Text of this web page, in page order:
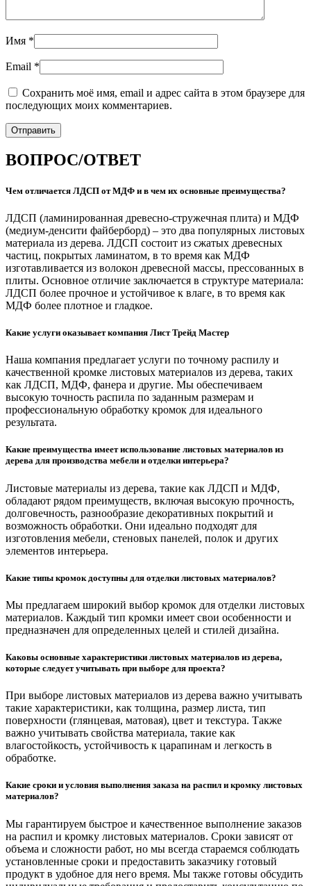
Имя *
Email *
Сохранить моё имя, email и адрес сайта в этом браузере для
последующих моих комментариев.
ВОПРОС/ОТВЕТ
Чем отличается ЛДСП от МДФ и в чем их основные преимущества?
ЛДСП (ламинированная древесно-стружечная плита) и МДФ
(медиум-денсити файберборд) – это два популярных листовых
материала из дерева. ЛДСП состоит из сжатых древесных
частиц, покрытых ламинатом, в то время как МДФ
изготавливается из волокон древесной массы, прессованных в
плиты. Основное отличие заключается в структуре материала:
ЛДСП более прочное и устойчивое к влаге, в то время как
МДФ более плотное и гладкое.
Какие услуги оказывает компания Лист Трейд Мастер
Наша компания предлагает услуги по точному распилу и
качественной кромке листовых материалов из дерева, таких
как ЛДСП, МДФ, фанера и другие. Мы обеспечиваем
высокую точность распила по заданным размерам и
профессиональную обработку кромок для идеального
результата.
Какие преимущества имеет использование листовых материалов из
дерева для производства мебели и отделки интерьера?
Листовые материалы из дерева, такие как ЛДСП и МДФ,
обладают рядом преимуществ, включая высокую прочность,
долговечность, разнообразие декоративных покрытий и
возможность обработки. Они идеально подходят для
изготовления мебели, стеновых панелей, полок и других
элементов интерьера.
Какие типы кромок доступны для отделки листовых материалов?
Мы предлагаем широкий выбор кромок для отделки листовых
материалов. Каждый тип кромки имеет свои особенности и
предназначен для определенных целей и стилей дизайна.
Каковы основные характеристики листовых материалов из дерева,
которые следует учитывать при выборе для проекта?
При выборе листовых материалов из дерева важно учитывать
такие характеристики, как толщина, размер листа, тип
поверхности (глянцевая, матовая), цвет и текстура. Также
важно учитывать свойства материала, такие как
влагостойкость, устойчивость к царапинам и легкость в
обработке.
Какие сроки и условия выполнения заказа на распил и кромку листовых
материалов?
Мы гарантируем быстрое и качественное выполнение заказов
на распил и кромку листовых материалов. Сроки зависят от
объема и сложности работ, но мы всегда стараемся соблюдать
установленные сроки и предоставить заказчику готовый
продукт в удобное для него время. Мы также готовы обсудить